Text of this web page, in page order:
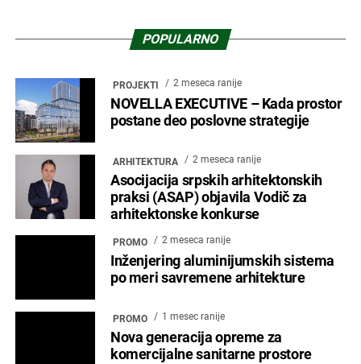
POPULARNO
PROJEKTI 2 meseca ranije
NOVELLA EXECUTIVE – Kada prostor
postane deo poslovne strategije
ARHITEKTURA 2 meseca ranije
Asocijacija srpskih arhitektonskih
praksi (ASAP) objavila Vodič za
arhitektonske konkurse
PROMO 2 meseca ranije
Inženjering aluminijumskih sistema
po meri savremene arhitekture
PROMO 1 mesec ranije
Nova generacija opreme za
komercijalne sanitarne prostore